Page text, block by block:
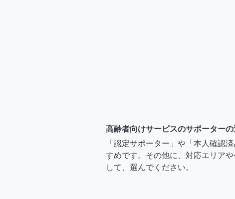
高齢者向けサービスのサポーターの
「認定サポーター」や「本人確認
すめです。その他に、対応エリア
して、選んでください。